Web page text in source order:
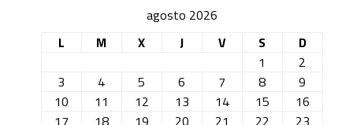
agosto 2026
L
M X J V S
D
1
2
3
4 5 6 7 8
9
10
11 12 13 14 15
16
17
18 19 20 21 22
23